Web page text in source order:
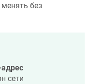
без
сети